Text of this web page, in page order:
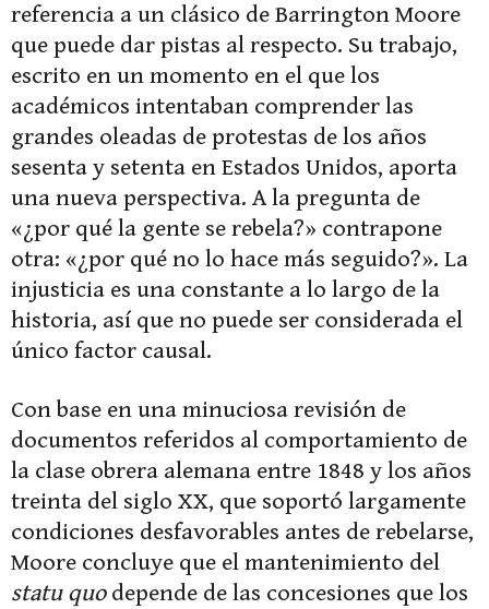
referencia a un clásico de Barrington Moore
que puede dar pistas al respecto. Su trabajo,
escrito en un momento en el que los
académicos intentaban comprender las
grandes oleadas de protestas de los años
sesenta y setenta en Estados Unidos, aporta
una nueva perspectiva. A la pregunta de
«¿por qué la gente se rebela?» contrapone
otra: «¿por qué no lo hace más seguido?». La
injusticia es una constante a lo largo de la
historia, así que no puede ser considerada el
único factor causal.
Con base en una minuciosa revisión de
documentos referidos al comportamiento de
la clase obrera alemana entre 1848 y los años
treinta del siglo XX, que soportó largamente
condiciones desfavorables antes de rebelarse,
Moore concluye que el mantenimiento del
statu quodepende de las concesiones que los